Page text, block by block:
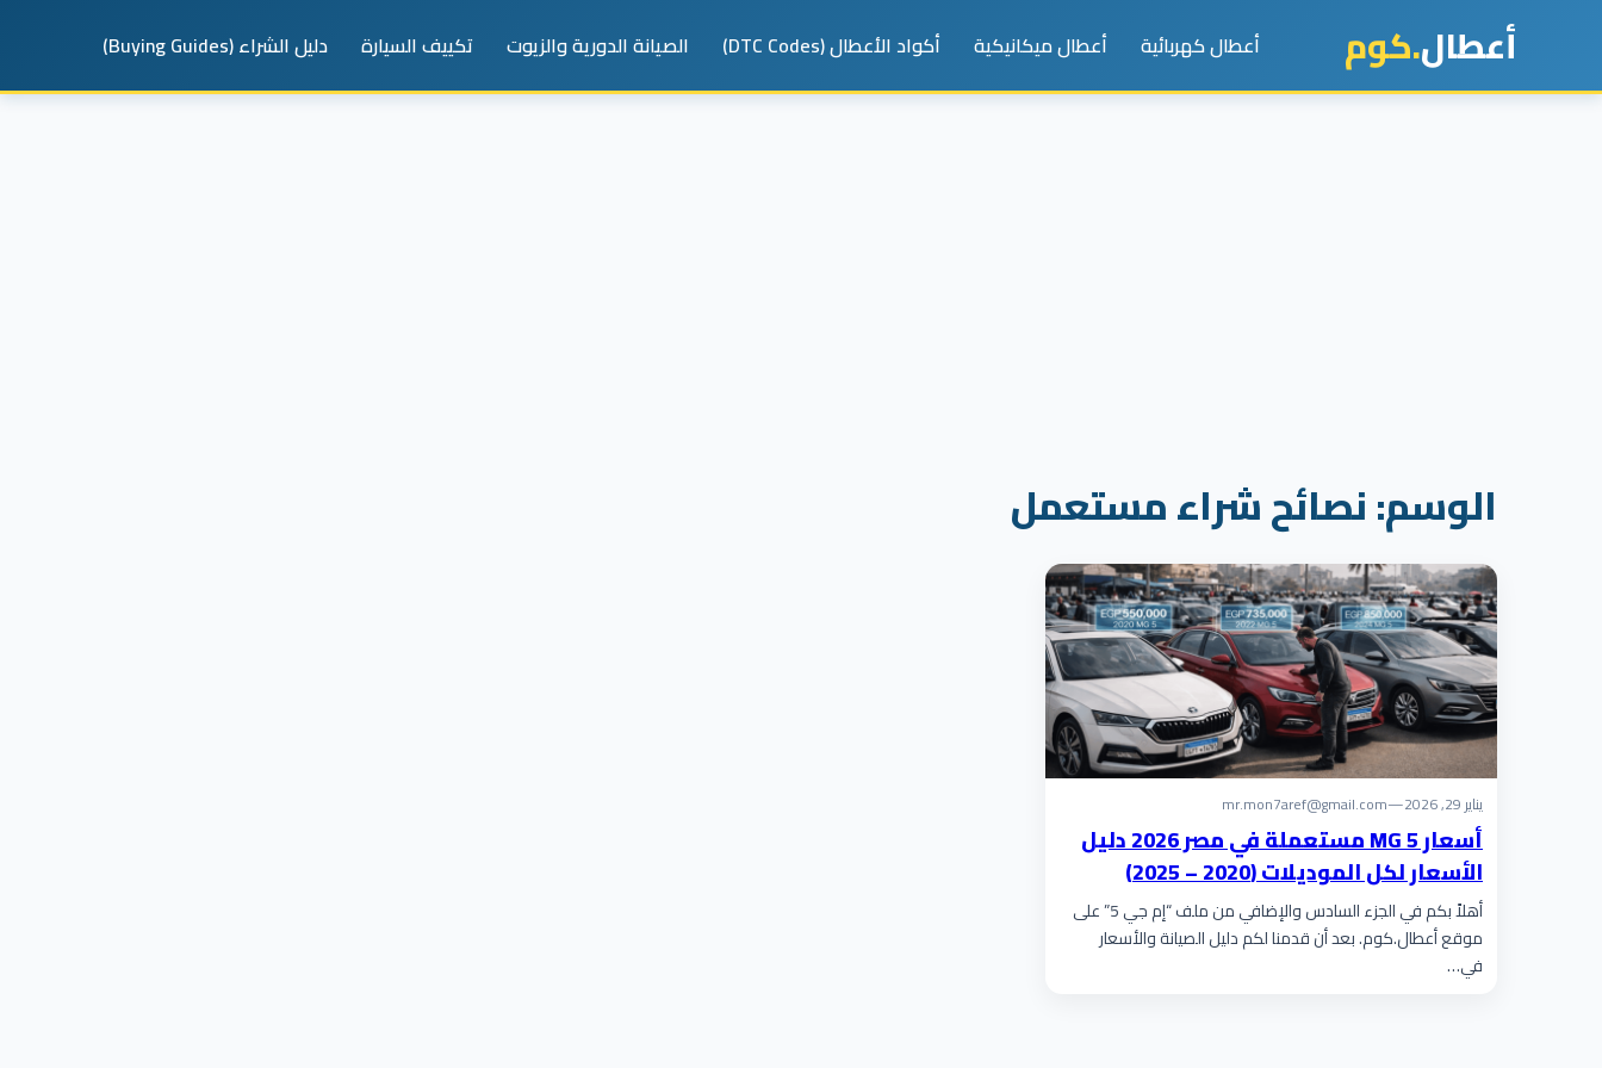
أعطال.كوم أعطال كهربائية أعطال ميكانيكية أكواد الأعطال (DTC Codes) الصيانة الدورية والزيوت تكييف السيارة دليل الشراء (Buying Guides)
الوسم:نصائح شراء مستعمل
يناير 29, 2026 —
mr.mon7aref@gmail.com
أسعار MG 5 مستعملة في مصر 2026 دليل
الأسعار لكل الموديلات (2020 – 2025)
أهلاً بكم في الجزء السادس والإضافي من ملف “إم جي 5” على
موقع أعطال.كوم. بعد أن قدمنا لكم دليل الصيانة والأسعار
في…